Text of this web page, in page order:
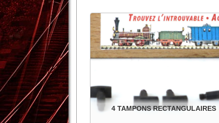
In den Warenkorb
- 1 +
Details
4 TAMPONS RECTANGULAIRES